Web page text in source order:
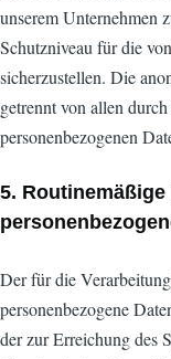
unserem Unternehmen
Schutzniveau für die
sicherzustellen. Die
getrennt von allen
personenbezogenen
5.
Der für die
personenbezogene
der zur Erreichung des